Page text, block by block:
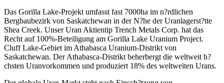
Das Gorilla Lake-Projekt umfasst fast 7000ha im n?rdlichen
Bergbaubezirk von Saskatchewan in der N?he der Uranlagerst?tte
Shea Creek. Unser Uran Aktientip Trench Metals Corp. hat das
Recht auf 100%-Beteiligung am Gorilla Lake Uranium Project.
Cluff Lake-Gebiet im Athabasca Uranium-Distrikt von
Saskatchewan. Der Athabasca-Distrikt beherbergt die weltweit h?
chsten Uranvorkommen und produziert 18% des weltweiten Urans.